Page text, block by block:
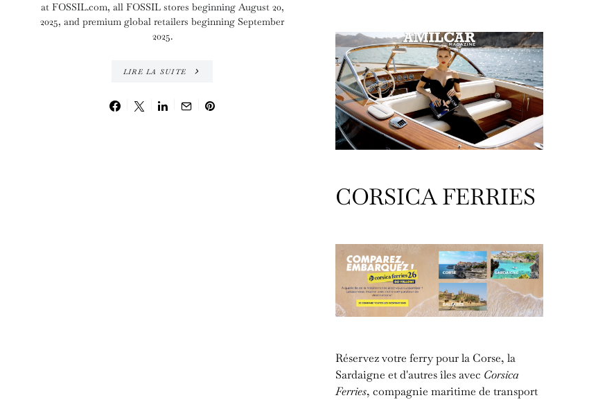
at FOSSIL.com, all FOSSIL stores beginning August 20,
2025, and premium global retailers beginning September
2025.
LIRE LA SUITE
CORSICA FERRIES
Réservez votre ferry pour la Corse, la
Sardaigne et d'autres îles avec Corsica
Ferries, compagnie maritime de transport